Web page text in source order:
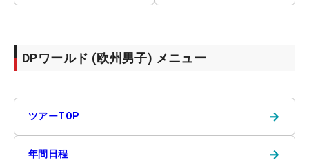
DPワールド (欧州男子) メニュー
ツアーTOP →
年間日程 →